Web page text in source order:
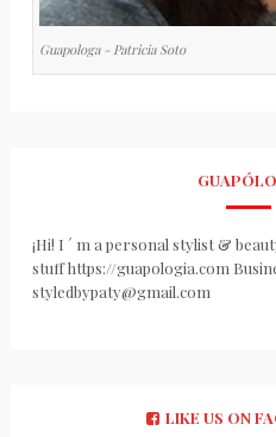
Guapologa - Patricia Soto
¡Hi! I ´ m a personal stylist &
stuff https://guapologia.com
styledbypaty@gmail.com
LIKE US ON